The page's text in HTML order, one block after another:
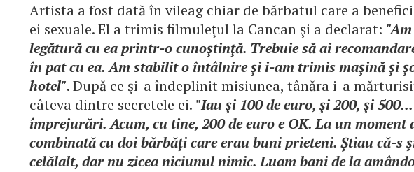
Artista a fost dată în vileag chiar de bărbatul care a
ei sexuale. El a trimis filmuleţul la Cancan şi a declarat:
legătură cu ea printr-o cunoştinţă. Trebuie să ai
în pat cu ea. Am stabilit o întâlnire şi i-am trimis maşină şi
hotel". După ce şi-a îndeplinit misiunea, tânăra i-a
câteva dintre secretele ei. "Iau şi 100 de euro, şi 200, şi
împrejurări. Acum, cu tine, 200 de euro e OK. La un moment
combinată cu doi bărbăţi care erau buni prieteni. Ştiau că-s
celălalt, dar nu zicea niciunul nimic. Luam bani de la